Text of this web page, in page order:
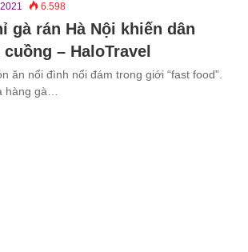
6.598
gà rán Hà Nội khiến dân
– HaloTravel
ăn nổi đình nổi đám trong giới “fast food”.
hàng gà…